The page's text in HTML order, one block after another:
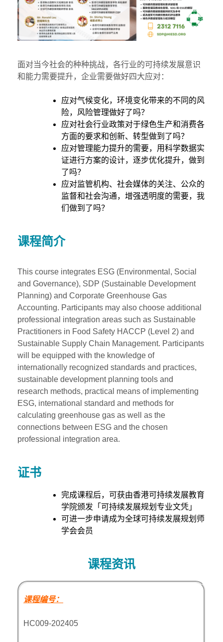
面对当今社会的种种挑战，各行业的可持续发展意识
和能力需要提升，企业需要做好四大应对：
应对气候变化，环境变化带来的不同的风
险，风险管理做好了吗？
应对社会行业政策对于绿色生产和消费各
方面的要求和创新、转型做到了吗？
应对管理能力提升的需要，用科学数据实
证进行方案的设计，逐步优化提升，做到
了吗？
应对监管机构、社会媒体的关注、公众的
监督和社会沟通，增强透明度的需要，我
们做到了吗？
课程简介
This course integrates ESG (Environmental, Social
and Governance), SDP (Sustainable Development
Planning) and Corporate Greenhouse Gas
Accounting. Participants may also choose additional
professional integration areas such as Sustainable
Practitioners in Food Safety HACCP (Level 2) and
Sustainable Supply Chain Management. Participants
will be equipped with the knowledge of
internationally recognized standards and practices,
sustainable development planning tools and
research methods, practical means of implementing
ESG, international standard and methods for
calculating greenhouse gas as well as the
connections between ESG and the chosen
professional integration area.
证书
完成课程后，可获由香港可持续发展教育
学院颁发「可持续发展规划专业文凭」
可进一步申请成为全球可持续发展规划师
学会会员
课程资讯
课程编号：
HC009-202405